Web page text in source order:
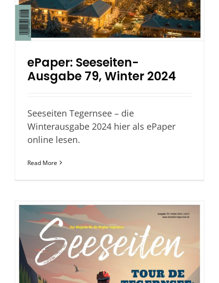
ePaper: Seeseiten-
Ausgabe 79, Winter 2024
Seeseiten Tegernsee – die
Winterausgabe 2024 hier als ePaper
online lesen.
Read More